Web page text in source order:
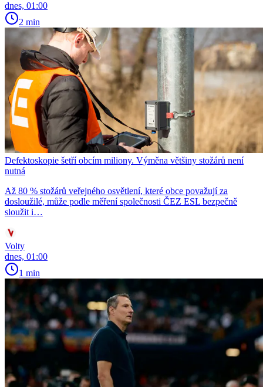
dnes, 01:00
2 min
Defektoskopie šetří obcím miliony. Výměna většiny stožárů není
nutná
Až 80 % stožárů veřejného osvětlení, které obce považují za
dosloužilé, může podle měření společnosti ČEZ ESL bezpečně
sloužit i…
Volty
dnes, 01:00
1 min